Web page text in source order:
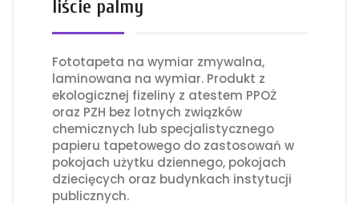
liście palmy
Fototapeta na wymiar zmywalna,
laminowana na wymiar. Produkt z
ekologicznej fizeliny z atestem PPOŻ
oraz PZH bez lotnych związków
chemicznych lub specjalistycznego
papieru tapetowego do zastosowań w
pokojach użytku dziennego, pokojach
dziecięcych oraz budynkach instytucji
publicznych.